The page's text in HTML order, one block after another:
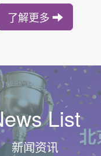
了解更多
List
新闻资讯